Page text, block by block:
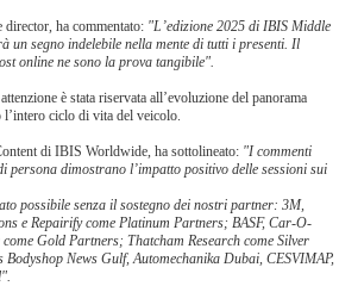
ha commentato: "L’edizione 2025 di IBIS Middle
un segno indelebile nella mente di tutti i presenti. Il
online ne sono la prova tangibile".
è stata riservata all’evoluzione del panorama
ciclo di vita del veicolo.
di IBIS Worldwide, ha sottolineato: "I commenti
persona dimostrano l’impatto positivo delle sessioni sui
possibile senza il sostegno dei nostri partner: 3M,
e Repairify come Platinum Partners; BASF, Car-O-
Gold Partners; Thatcham Research come Silver
News Gulf, Automechanika Dubai, CESVIMAP,